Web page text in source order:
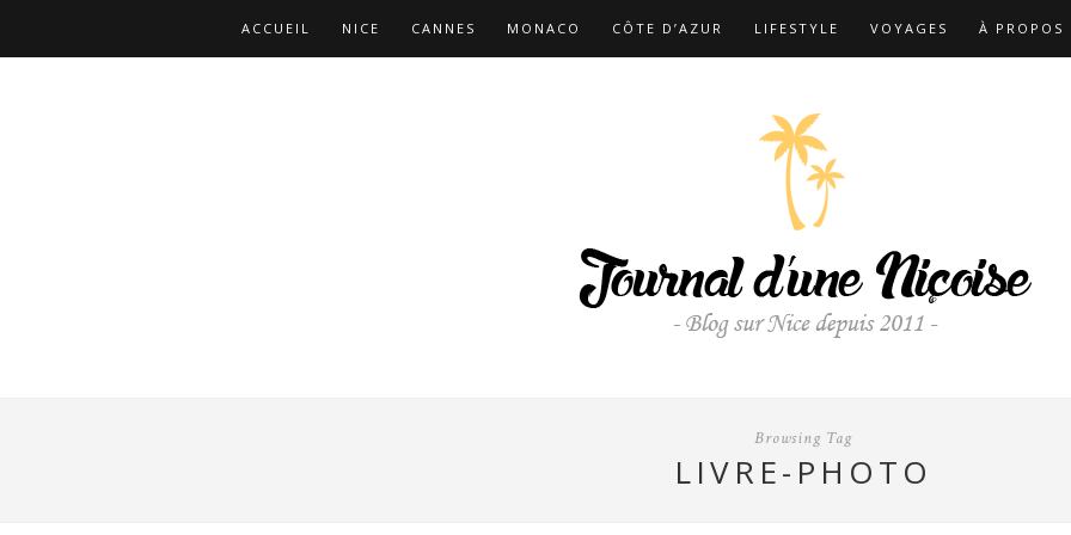
ACCUEIL NICE CANNES MONACO CÔTE D’AZUR LIFESTYLE VOYAGES À PROPOS
Browsing Tag
LIVRE-PHOTO